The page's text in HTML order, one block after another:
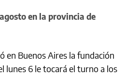
en la provincia de
en Buenos Aires la fundación
lunes 6 le tocará el turno a los